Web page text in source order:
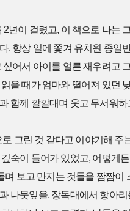
년이 걸렸고, 이 책으로 나는
항상 일에 쫓겨 유치원 종일
어서 아이를 얼른 재우려고
을 때가 엄마와 떨어져 있던
함께 깔깔대며 웃고 무서워
그린 것 같다고 이야기해 주
숙이 들어가 있었고, 어떻게
보고 만지는 것들을 짬짬이
나뭇잎을, 장독대에서 항아